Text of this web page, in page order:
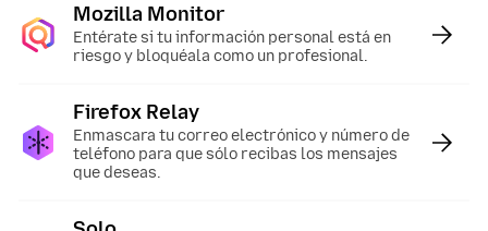
Mozilla Monitor
Entérate si tu información personal está en
riesgo y bloquéala como un profesional.
Firefox Relay
Enmascara tu correo electrónico y número de
teléfono para que sólo recibas los mensajes
que deseas.